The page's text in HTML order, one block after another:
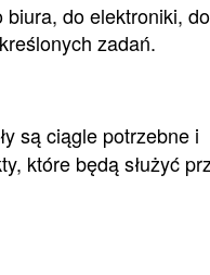
do elektroniki, do
zadań.
są ciągle potrzebne i
które będą służyć